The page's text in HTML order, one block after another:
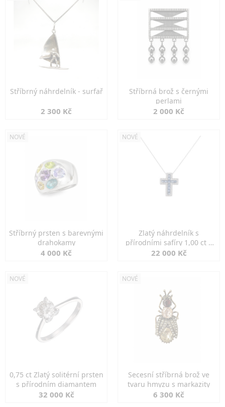
Stříbrný náhrdelník - surfař
2 300 Kč
Stříbrná brož s černými
perlami
2 000 Kč
NOVÉ
Stříbrný prsten s barevnými
drahokamy
4 000 Kč
NOVÉ
Zlatý náhrdelník s
přírodními safíry 1,00 ct a
diamanty
22 000 Kč
NOVÉ
0,75 ct Zlatý solitérní prsten
s přírodním diamantem
32 000 Kč
NOVÉ
Secesní stříbrná brož ve
tvaru hmyzu s markazity
6 300 Kč